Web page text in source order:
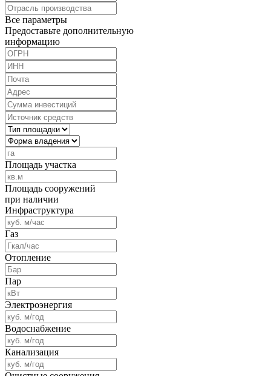
Все параметры
Предоставьте дополнительную
информацию
Площадь участка
Площадь сооружений
при наличии
Инфраструктура
Газ
Отопление
Пар
Электроэнергия
Водоснабжение
Канализация